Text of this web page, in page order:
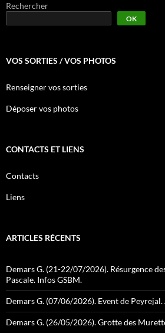
Rechercher
OK
VOS SORTIES / VOS PHOTOS
Renseigner vos sorties
Déposer vos photos
CONTACTS ET LIENS
Contacts
Liens
ARTICLES RÉCENTS
Demars G. (21-22/07/2026). Résurgence
Pascale. Infos GSBM.
Demars G. (07/06/2026). Event de
Demars G. (26/05/2026). Grotte des